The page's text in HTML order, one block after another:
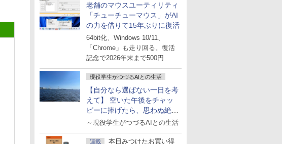
老舗のマウスユーティリティ
「チューチューマウス」がAI
の力を借りて15年ぶりに復活
64bit化、Windows 10/11、
「Chrome」も走り回る。復活
記念で2026年末まで500円
現役学生がつづるAIとの生活
【自分なら選ばない一日を考
えて】 空いた午後をチャッ
ピーに捧げたら、思わぬ絶景
に出会った話
～現役学生がつづるAIとの生活
連載
本日みつけたお買い得